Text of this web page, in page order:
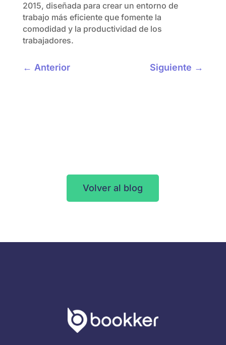
2015, diseñada para crear un entorno de
trabajo más eficiente que fomente la
comodidad y la productividad de los
trabajadores.
← Anterior Siguiente →
Volver al blog